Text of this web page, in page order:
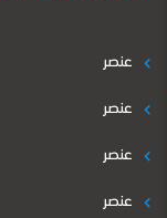
عنصر
عنصر
عنصر
عنصر